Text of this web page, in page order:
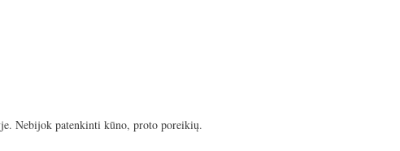
Nebijok patenkinti kūno, proto poreikių.